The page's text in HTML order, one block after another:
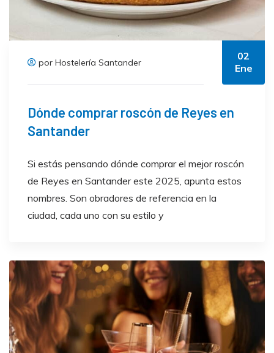
por Hostelería Santander
02
Ene
Dónde comprar roscón de Reyes en
Santander
Si estás pensando dónde comprar el mejor roscón
de Reyes en Santander este 2025, apunta estos
nombres. Son obradores de referencia en la
ciudad, cada uno con su estilo y